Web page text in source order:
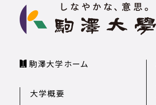
駒澤大学ホーム
大学概要